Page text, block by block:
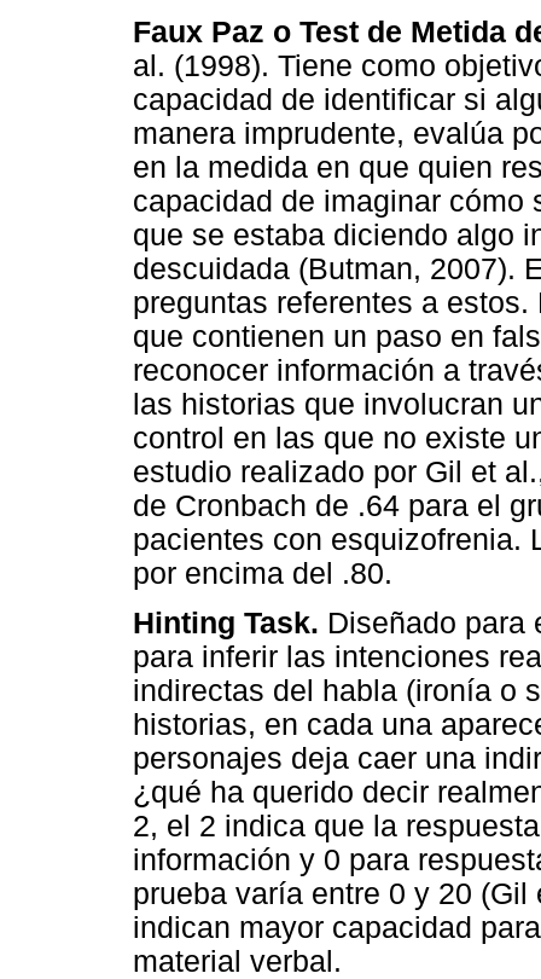
Faux Paz o Test de Metida
al. (1998). Tiene como
capacidad de identificar si
manera imprudente, evalúa
en la medida en que quien
capacidad de imaginar cómo
que se estaba diciendo algo
descuidada (Butman, 2007).
preguntas referentes a
que contienen un paso en
reconocer información a
las historias que involucran
control en las que no existe
estudio realizado por Gil et
de Cronbach de .64 para el
pacientes con esquizofrenia.
por encima del .80.
Hinting Task. Diseñado para
para inferir las intenciones
indirectas del habla (ironía o
historias, en cada una
personajes deja caer una
¿qué ha querido decir
2, el 2 indica que la
información y 0 para
prueba varía entre 0 y 20
indican mayor capacidad
material verbal.